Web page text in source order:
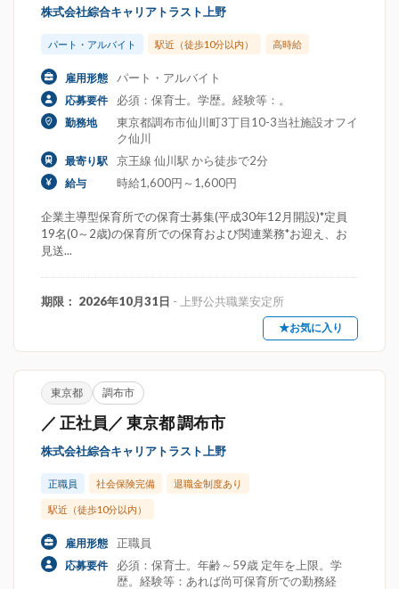
株式会社綜合キャリアトラスト上野
パート・アルバイト 駅近（徒歩10分以内） 高時給
雇用形態 パート・アルバイト
応募要件 必須：保育士。学歴。経験等：。
勤務地
東京都調布市仙川町3丁目10-3当社施設オフイ
ク仙川
最寄り駅 京王線 仙川駅 から徒歩で2分
給与 時給1,600円～1,600円
企業主導型保育所での保育士募集(平成30年12月開設)*定員
19名(0～2歳)の保育所での保育および関連業務*お迎え、お
見送...
期限： 2026年10月31日 - 上野公共職業安定所
★お気に入り
東京都 調布市
／ 正社員／ 東京都 調布市
株式会社綜合キャリアトラスト上野
正職員 社会保険完備 退職金制度あり
駅近（徒歩10分以内）
雇用形態 正職員
応募要件
必須：保育士。年齢～59歳 定年を上限。学
歴。経験等：あれば尚可保育所での勤務経